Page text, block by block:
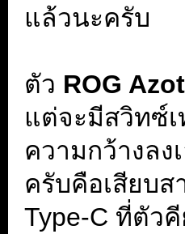
แล้วนะครับ
ตัว ROG
แต่จะมีสวิทซ์
ความกว้างล
ครับคือเสียบส
Type-C ที่ตัว